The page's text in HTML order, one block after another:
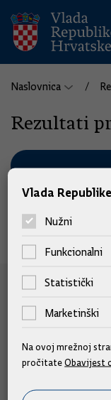
Naslovnica
Rezultati
Pronađeno 0 rezultata.
e-Građani
e-Građani
e-Savjetovanja
Portal otvorenih
Izvozni portal
Vlada
Nužni
Funkcionalni
Statistički
Marketinški
Na ovoj mrežnoj
pročitateObavijest